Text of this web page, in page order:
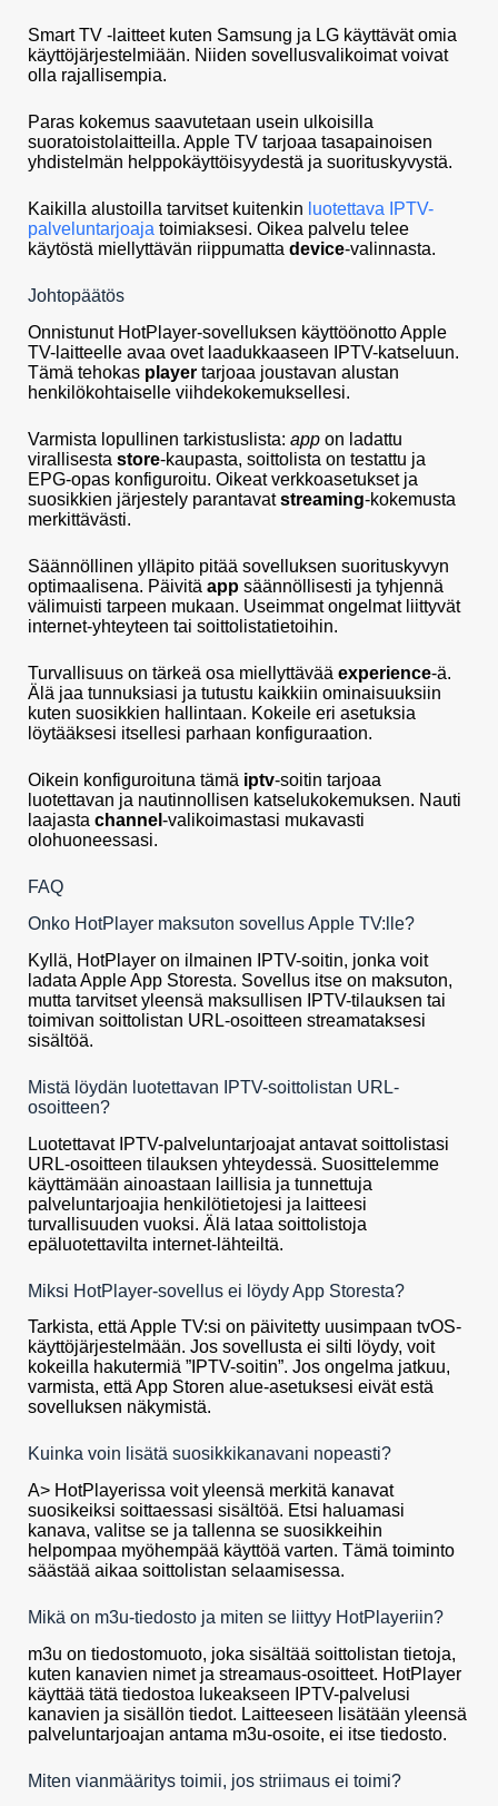
Smart TV -laitteet kuten Samsung ja LG käyttävät omia
käyttöjärjestelmiään. Niiden sovellusvalikoimat voivat
olla rajallisempia.
Paras kokemus saavutetaan usein ulkoisilla
suoratoistolaitteilla. Apple TV tarjoaa tasapainoisen
yhdistelmän helppokäyttöisyydestä ja suorituskyvystä.
Kaikilla alustoilla tarvitset kuitenkin luotettava IPTV-
palveluntarjoaja toimiaksesi. Oikea palvelu telee
käytöstä miellyttävän riippumatta device-valinnasta.
Johtopäätös
Onnistunut HotPlayer-sovelluksen käyttöönotto Apple
TV-laitteelle avaa ovet laadukkaaseen IPTV-katseluun.
Tämä tehokas player tarjoaa joustavan alustan
henkilökohtaiselle viihdekokemuksellesi.
Varmista lopullinen tarkistuslista: app on ladattu
virallisesta store-kaupasta, soittolista on testattu ja
EPG-opas konfiguroitu. Oikeat verkkoasetukset ja
suosikkien järjestely parantavatstreaming-kokemusta
merkittävästi.
Säännöllinen ylläpito pitää sovelluksen suorituskyvyn
optimaalisena. Päivitä app säännöllisesti ja tyhjennä
välimuisti tarpeen mukaan. Useimmat ongelmat liittyvät
internet-yhteyteen tai soittolistatietoihin.
Turvallisuus on tärkeä osa miellyttävää experience-ä.
Älä jaa tunnuksiasi ja tutustu kaikkiin ominaisuuksiin
kuten suosikkien hallintaan. Kokeile eri asetuksia
löytääksesi itsellesi parhaan konfiguraation.
Oikein konfiguroituna tämä iptv-soitin tarjoaa
luotettavan ja nautinnollisen katselukokemuksen. Nauti
laajasta channel -valikoimastasi mukavasti
olohuoneessasi.
FAQ
Onko HotPlayer maksuton sovellus Apple TV:lle?
Kyllä, HotPlayer on ilmainen IPTV-soitin, jonka voit
ladata Apple App Storesta. Sovellus itse on maksuton,
mutta tarvitset yleensä maksullisen IPTV-tilauksen tai
toimivan soittolistan URL-osoitteen streamataksesi
sisältöä.
Mistä löydän luotettavan IPTV-soittolistan URL-
osoitteen?
Luotettavat IPTV-palveluntarjoajat antavat soittolistasi
URL-osoitteen tilauksen yhteydessä. Suosittelemme
käyttämään ainoastaan laillisia ja tunnettuja
palveluntarjoajia henkilötietojesi ja laitteesi
turvallisuuden vuoksi. Älä lataa soittolistoja
epäluotettavilta internet-lähteiltä.
Miksi HotPlayer-sovellus ei löydy App Storesta?
Tarkista, että Apple TV:si on päivitetty uusimpaan tvOS-
käyttöjärjestelmään. Jos sovellusta ei silti löydy, voit
kokeilla hakutermiä ”IPTV-soitin”. Jos ongelma jatkuu,
varmista, että App Storen alue-asetuksesi eivät estä
sovelluksen näkymistä.
Kuinka voin lisätä suosikkikanavani nopeasti?
A> HotPlayerissa voit yleensä merkitä kanavat
suosikeiksi soittaessasi sisältöä. Etsi haluamasi
kanava, valitse se ja tallenna se suosikkeihin
helpompaa myöhempää käyttöä varten. Tämä toiminto
säästää aikaa soittolistan selaamisessa.
Mikä on m3u-tiedosto ja miten se liittyy HotPlayeriin?
m3u on tiedostomuoto, joka sisältää soittolistan tietoja,
kuten kanavien nimet ja streamaus-osoitteet. HotPlayer
käyttää tätä tiedostoa lukeakseen IPTV-palvelusi
kanavien ja sisällön tiedot. Laitteeseen lisätään yleensä
palveluntarjoajan antama m3u-osoite, ei itse tiedosto.
Miten vianmääritys toimii, jos striimaus ei toimi?